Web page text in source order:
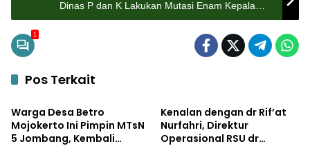
Dinas P dan K Lakukan Mutasi Enam Kepala
SMP di Jombang, Ini Rinciannya
1
Pos Terkait
Lifestyle
Warga Desa Betro
Mojokerto Ini Pimpin MTsN
5 Jombang, Kembali
Kenalan dengan dr Rif’at
Nurfahri, Direktur
Operasional RSU dr
Lifestyle Lifestyle